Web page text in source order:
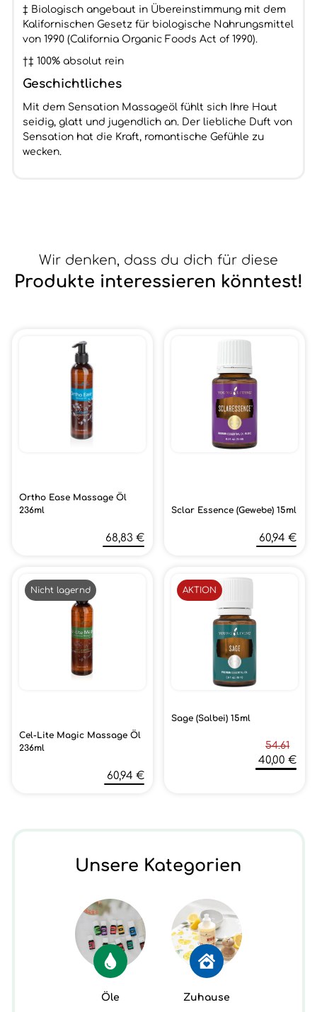
‡ Biologisch angebaut in Übereinstimmung mit dem
Kalifornischen Gesetz für biologische Nahrungsmittel
von 1990 (California Organic Foods Act of 1990).
†‡ 100% absolut rein
Geschichtliches
Mit dem Sensation Massageöl fühlt sich Ihre Haut
seidig, glatt und jugendlich an. Der liebliche Duft von
Sensation hat die Kraft, romantische Gefühle zu
wecken.
Wir denken, dass du dich für diese
Produkte interessieren könntest!
Ortho Ease Massage Öl
236ml
68,83 €
Sclar Essence (Gewebe) 15ml
60,94 €
Cel-Lite Magic Massage Öl
236ml
60,94 €
Nicht lagernd
Sage (Salbei) 15ml
54.61
40,00 €
AKTION
Unsere Kategorien
Öle Zuhause